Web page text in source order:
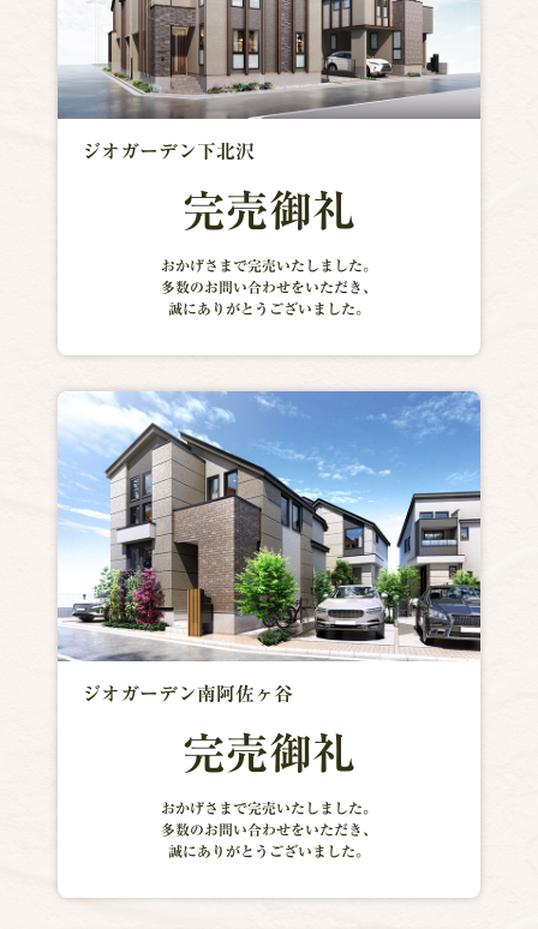
ジオガーデン下北沢
完売御礼
おかげさまで完売いたしました。
多数のお問い合わせをいただき、
誠にありがとうございました。
ジオガーデン南阿佐ヶ谷
完売御礼
おかげさまで完売いたしました。
多数のお問い合わせをいただき、
誠にありがとうございました。